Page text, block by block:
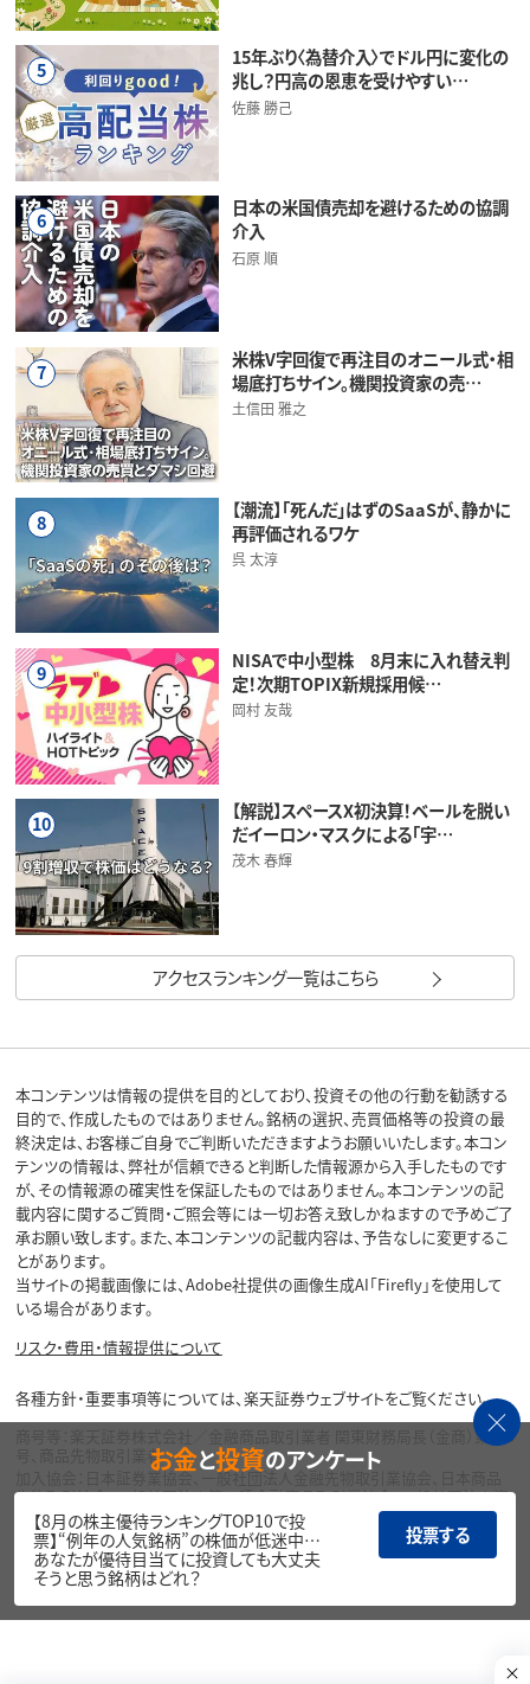
5
15年ぶり〈為替介入〉でドル円に変化の
兆し？円高の恩恵を受けやすい…
佐藤 勝己
6
日本の米国債売却を避けるための協調
介入
石原 順
7
米株V字回復で再注目のオニール式・相
場底打ちサイン。機関投資家の売…
土信田 雅之
8
【潮流】「死んだ」はずのSaaSが、静かに
再評価されるワケ
呉 太淳
9
NISAで中小型株 8月末に入れ替え判
定！次期TOPIX新規採用候…
岡村 友哉
10
【解説】スペースX初決算！ベールを脱い
だイーロン・マスクによる「宇…
茂木 春輝
アクセスランキング一覧はこちら
本コンテンツは情報の提供を目的としており、投資その他の行動を勧誘する
目的で、作成したものではありません。銘柄の選択、売買価格等の投資の最
終決定は、お客様ご自身でご判断いただきますようお願いいたします。本コン
テンツの情報は、弊社が信頼できると判断した情報源から入手したものです
が、その情報源の確実性を保証したものではありません。本コンテンツの記
載内容に関するご質問・ご照会等には一切お答え致しかねますので予めご了
承お願い致します。また、本コンテンツの記載内容は、予告なしに変更するこ
とがあります。
当サイトの掲載画像には、Adobe社提供の画像生成AI「Firefly」を使用して
いる場合があります。
リスク・費用・情報提供について
各種方針・重要事項等については、楽天証券ウェブサイトをご覧ください。
商号等：楽天証券株式会社／金融商品取引業者 関東財務局長（金商）第195
号、商品先物取引業者
加入協会：日本証券業協会、一般社団法人金融先物取引業協会、日本商品
先物取引協会、一般社団法人第二種金融商品取引業協会、一般社団法人資
産運用業協会
Copyright©
1999-2026 Rakuten Securities, Inc. All
Rights Reserved.
お金と投資のアンケート
【8月の株主優待ランキングTOP10で投
票】“例年の人気銘柄”の株価が低迷中…
あなたが優待目当てに投資しても大丈夫
そうと思う銘柄はどれ？
投票する